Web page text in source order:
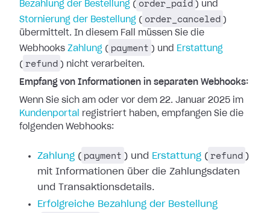
Bezahlung der Bestellung ( order_paid ) und
Stornierung der Bestellung ( order_canceled )
übermittelt. In diesem Fall müssen Sie die
Webhooks Zahlung ( payment ) und Erstattung
( refund ) nicht verarbeiten.
Empfang von Informationen in separaten Webhooks:
Wenn Sie sich am oder vor dem 22. Januar 2025 im
Kundenportal
registriert haben, empfangen Sie die
folgenden Webhooks:
Zahlung ( payment ) und Erstattung ( refund )
mit Informationen über die Zahlungsdaten
und Transaktionsdetails.
Erfolgreiche Bezahlung der Bestellung